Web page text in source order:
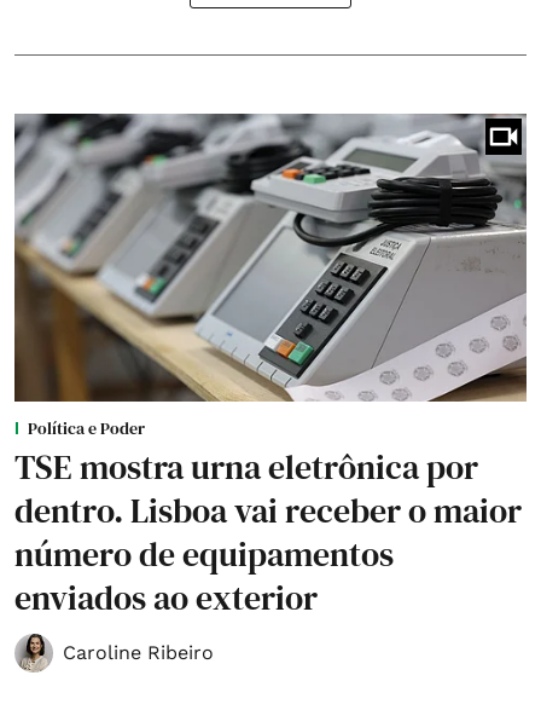
Política e Poder
TSE mostra urna eletrônica por
dentro. Lisboa vai receber o maior
número de equipamentos
enviados ao exterior
Caroline Ribeiro